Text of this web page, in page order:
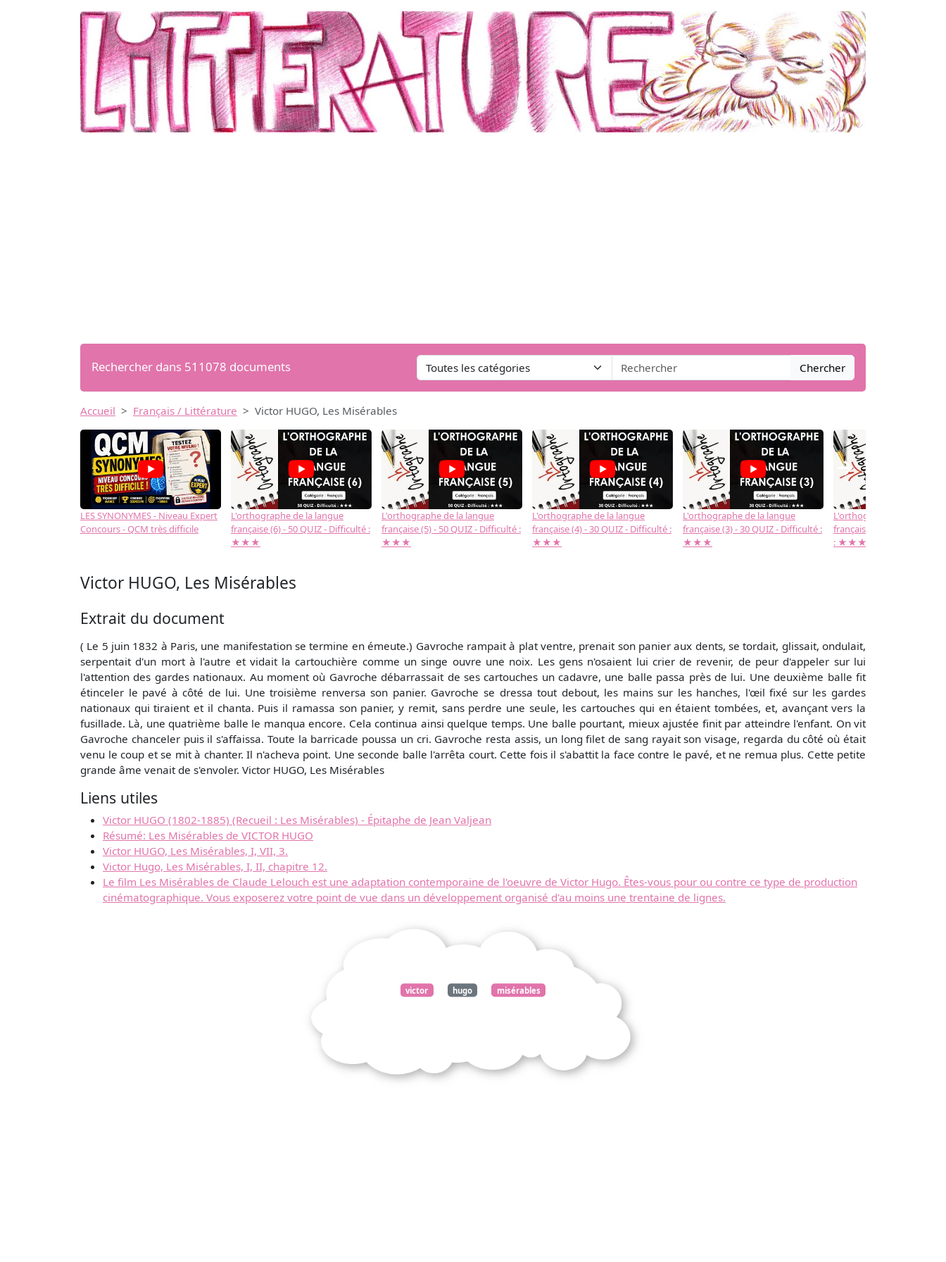
Rechercher dans 511078 documents Chercher
Accueil Français / Littérature Victor HUGO, Les Misérables
LES SYNONYMES - Niveau Expert
Concours - QCM très difficile
L'orthographe de la langue
française (6) - 50 QUIZ - Difficulté :
★★★
L'orthographe de la langue
française (5) - 50 QUIZ - Difficulté :
★★★
L'orthographe de la langue
française (4) - 30 QUIZ - Difficulté :
★★★
L'orthographe de la langue
française (3) - 30 QUIZ - Difficulté :
★★★
L'orthographe de la langue
française (2) -( 20 QUIZ -
: ★★★
→
Victor HUGO, Les Misérables
Extrait du document
( Le 5 juin 1832 à Paris, une manifestation se termine en émeute.) Gavroche rampait à plat ventre, prenait son panier aux dents, se tordait, glissait, ondulait,
serpentait d'un mort à l'autre et vidait la cartouchière comme un singe ouvre une noix. Les gens n'osaient lui crier de revenir, de peur d'appeler sur lui
l'attention des gardes nationaux. Au moment où Gavroche débarrassait de ses cartouches un cadavre, une balle passa près de lui. Une deuxième balle fit
étinceler le pavé à côté de lui. Une troisième renversa son panier. Gavroche se dressa tout debout, les mains sur les hanches, l'œil fixé sur les gardes
nationaux qui tiraient et il chanta. Puis il ramassa son panier, y remit, sans perdre une seule, les cartouches qui en étaient tombées, et, avançant vers la
fusillade. Là, une quatrième balle le manqua encore. Cela continua ainsi quelque temps. Une balle pourtant, mieux ajustée finit par atteindre l'enfant. On vit
Gavroche chanceler puis il s'affaissa. Toute la barricade poussa un cri. Gavroche resta assis, un long filet de sang rayait son visage, regarda du côté où était
venu le coup et se mit à chanter. Il n'acheva point. Une seconde balle l'arrêta court. Cette fois il s'abattit la face contre le pavé, et ne remua plus. Cette petite
grande âme venait de s'envoler. Victor HUGO, Les Misérables
Liens utiles
Victor HUGO (1802-1885) (Recueil : Les Misérables) - Épitaphe de Jean Valjean
Résumé: Les Misérables de VICTOR HUGO
Victor HUGO, Les Misérables, I, VII, 3.
Victor Hugo, Les Misérables, I, II, chapitre 12.
Le film Les Misérables de Claude Lelouch est une adaptation contemporaine de l'oeuvre de Victor Hugo. Êtes-vous pour ou contre ce type de production
cinématographique. Vous exposerez votre point de vue dans un développement organisé d'au moins une trentaine de lignes.
victor hugo misérables